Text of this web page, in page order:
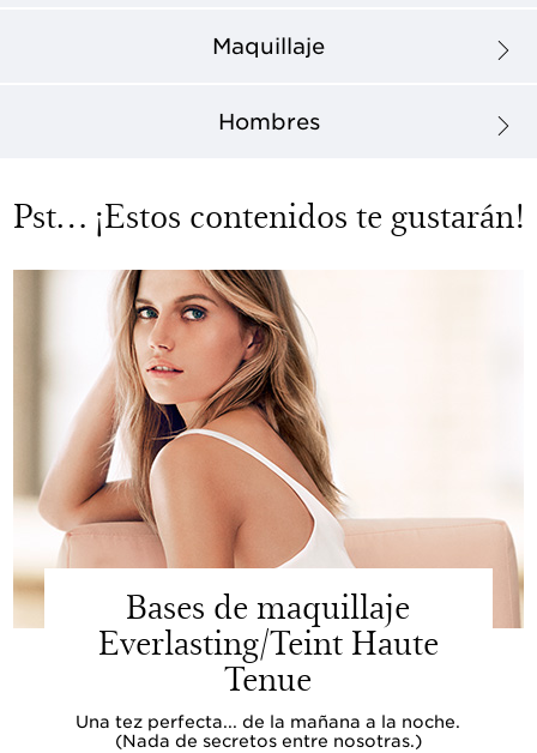
Maquillaje
Hombres
Pst… ¡Estos contenidos te gustarán!
Bases de maquillaje
Everlasting/Teint Haute
Tenue
Una tez perfecta... de la mañana a la noche.
(Nada de secretos entre nosotras.)